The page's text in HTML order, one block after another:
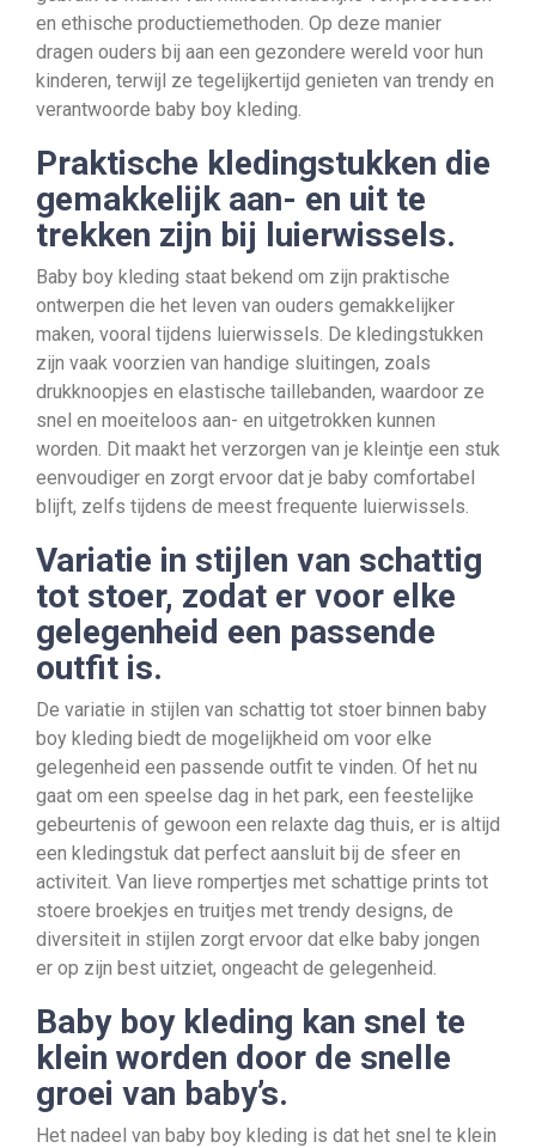
en ethische productiemethoden. Op deze manier
dragen ouders bij aan een gezondere wereld voor hun
kinderen, terwijl ze tegelijkertijd genieten van trendy en
verantwoorde baby boy kleding.
Praktische kledingstukken die
gemakkelijk aan- en uit te
trekken zijn bij luierwissels.
Baby boy kleding staat bekend om zijn praktische
ontwerpen die het leven van ouders gemakkelijker
maken, vooral tijdens luierwissels. De kledingstukken
zijn vaak voorzien van handige sluitingen, zoals
drukknoopjes en elastische taillebanden, waardoor ze
snel en moeiteloos aan- en uitgetrokken kunnen
worden. Dit maakt het verzorgen van je kleintje een stuk
eenvoudiger en zorgt ervoor dat je baby comfortabel
blijft, zelfs tijdens de meest frequente luierwissels.
Variatie in stijlen van schattig
tot stoer, zodat er voor elke
gelegenheid een passende
outfit is.
De variatie in stijlen van schattig tot stoer binnen baby
boy kleding biedt de mogelijkheid om voor elke
gelegenheid een passende outfit te vinden. Of het nu
gaat om een speelse dag in het park, een feestelijke
gebeurtenis of gewoon een relaxte dag thuis, er is altijd
een kledingstuk dat perfect aansluit bij de sfeer en
activiteit. Van lieve rompertjes met schattige prints tot
stoere broekjes en truitjes met trendy designs, de
diversiteit in stijlen zorgt ervoor dat elke baby jongen
er op zijn best uitziet, ongeacht de gelegenheid.
Baby boy kleding kan snel te
klein worden door de snelle
groei van baby’s.
Het nadeel van baby boy kleding is dat het snel te klein